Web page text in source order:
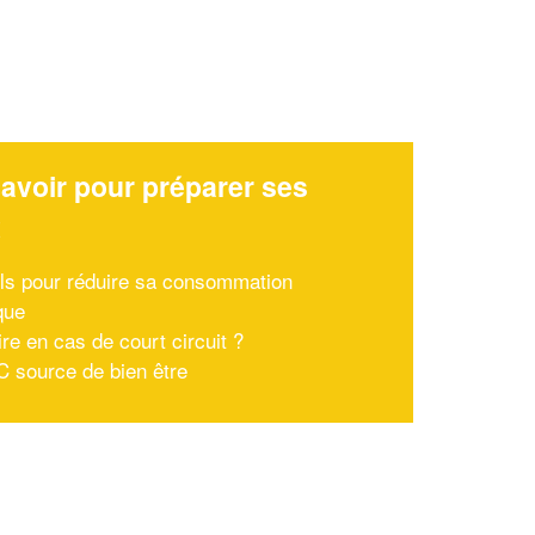
pour préparer ses
pour réduire sa consommation
en cas de court circuit ?
source de bien être